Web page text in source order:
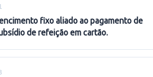
de refeição em cartão.